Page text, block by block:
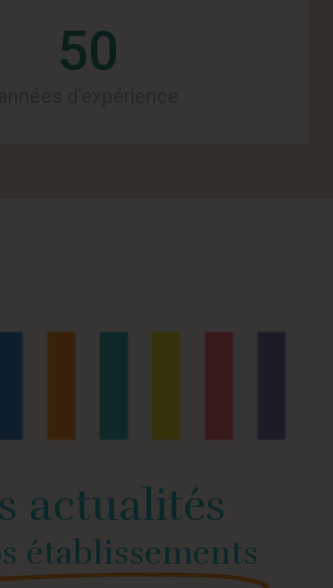
50
actualités
établissements